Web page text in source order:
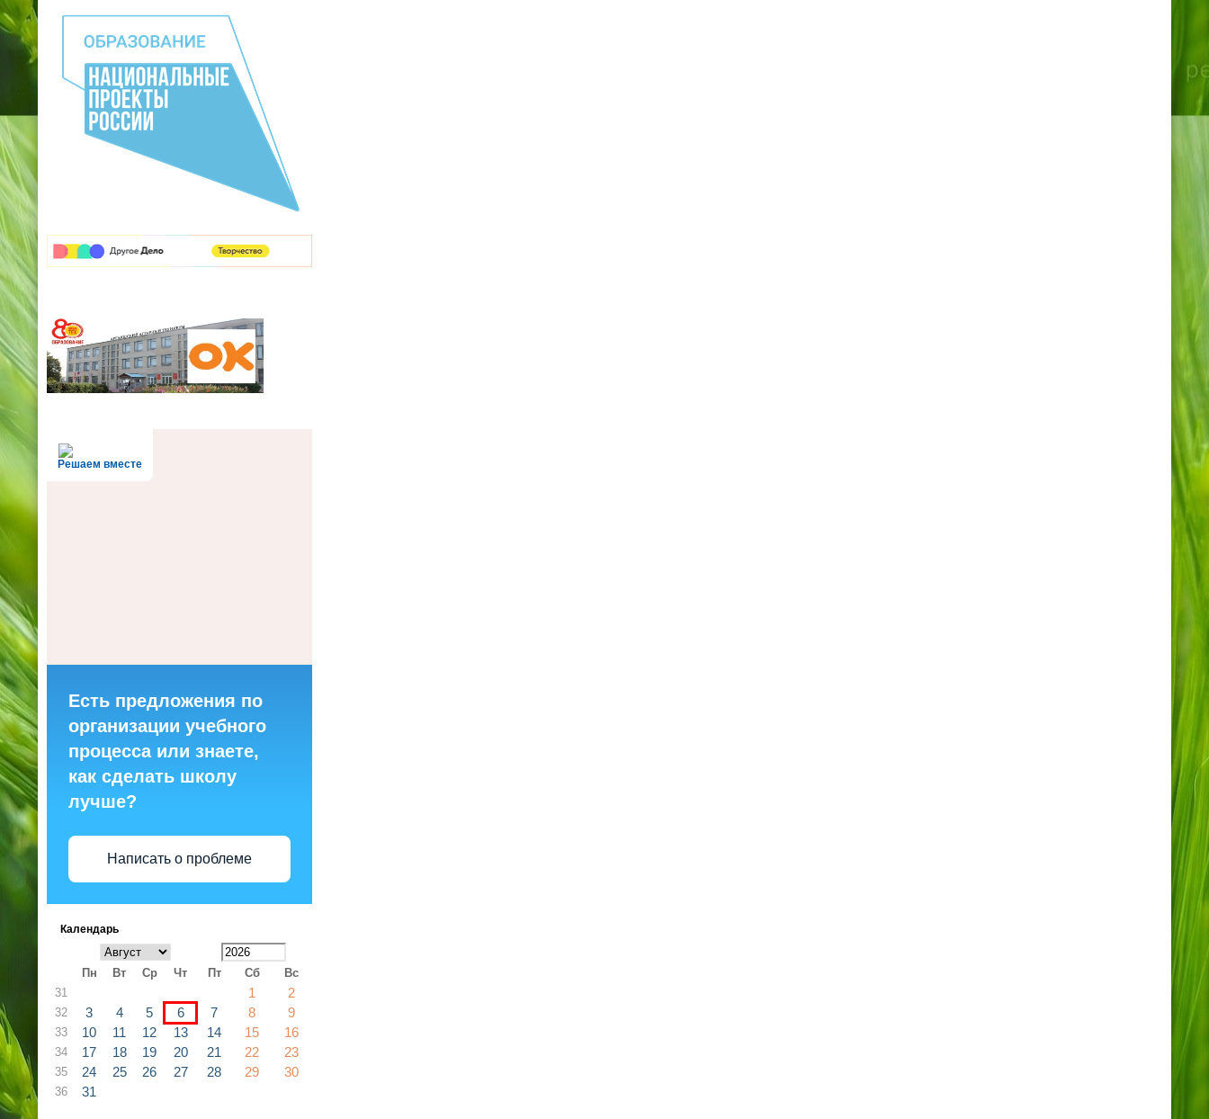
Решаем вместе
Есть предложения по
организации учебного
процесса или знаете,
как сделать школу
лучше?
Написать о проблеме
Календарь
Пн Вт Ср Чт Пт Сб
Вс
31
1 2
32 3 4 5 6 7 8 9
33 10 11 12 13 14 15 16
34 17 18 19 20 21 22 23
35 24 25 26 27 28 29 30
36 31